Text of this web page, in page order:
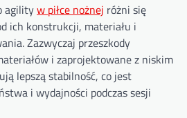
agilityw piłce nożnej różni się
ich konstrukcji, materiału i
Zazwyczaj przeszkody
i zaprojektowane z niskim
lepszą stabilność, co jest
i wydajności podczas sesji